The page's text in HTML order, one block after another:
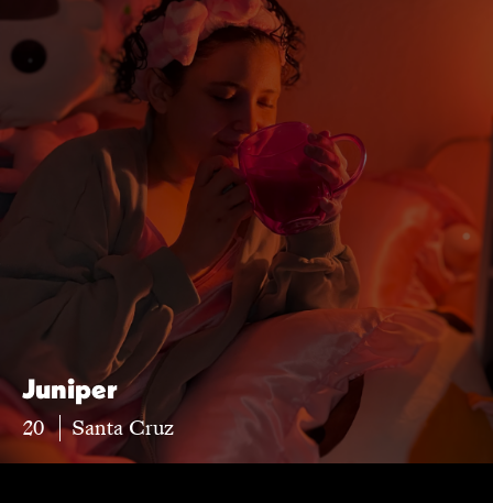
Juniper
20
Santa Cruz